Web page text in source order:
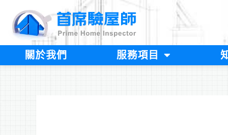
容
關於我們 服務項目